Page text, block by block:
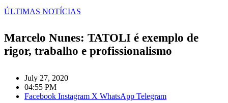
ÚLTIMAS NOTÍCIAS
Marcelo Nunes: TATOLI é exemplo de
rigor, trabalho e profissionalismo
July 27, 2020
04:55 PM
Facebook Instagram X WhatsApp Telegram